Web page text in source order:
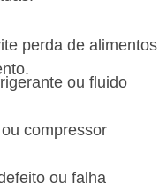
perda de alimentos
ou fluido
compressor
ou falha